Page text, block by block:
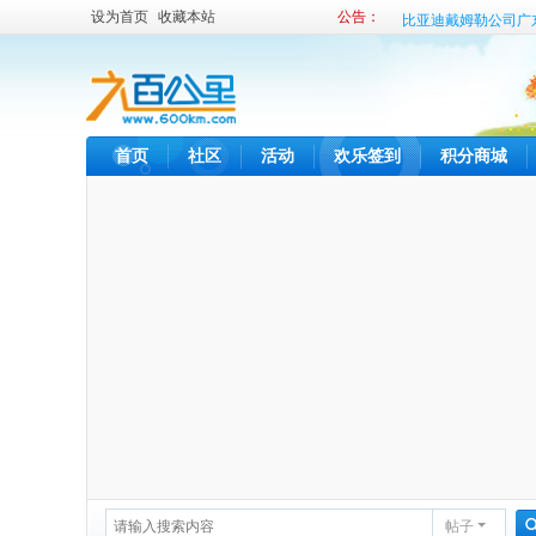
设为首页 收藏本站
首页 社区 活动 欢乐签到 积分商城
帖子
公告：
比亚迪戴姆勒公司
比亚迪内部租车发布帖